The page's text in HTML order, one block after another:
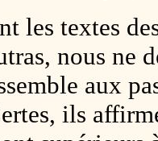
les textes
nous ne
aux
ils